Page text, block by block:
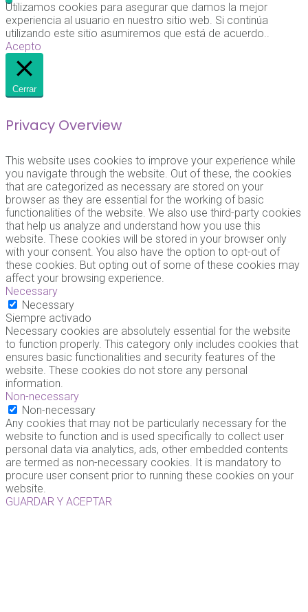
Utilizamos cookies para asegurar que damos la mejor
experiencia al usuario en nuestro sitio web. Si continúa
utilizando este sitio asumiremos que está de acuerdo..
Acepto
Cerrar
Privacy Overview
This website uses cookies to improve your experience while
you navigate through the website. Out of these, the cookies
that are categorized as necessary are stored on your
browser as they are essential for the working of basic
functionalities of the website. We also use third-party cookies
that help us analyze and understand how you use this
website. These cookies will be stored in your browser only
with your consent. You also have the option to opt-out of
these cookies. But opting out of some of these cookies may
affect your browsing experience.
Necessary
Necessary
Siempre activado
Necessary cookies are absolutely essential for the website
to function properly. This category only includes cookies that
ensures basic functionalities and security features of the
website. These cookies do not store any personal
information.
Non-necessary
Non-necessary
Any cookies that may not be particularly necessary for the
website to function and is used specifically to collect user
personal data via analytics, ads, other embedded contents
are termed as non-necessary cookies. It is mandatory to
procure user consent prior to running these cookies on your
website.
GUARDAR Y ACEPTAR